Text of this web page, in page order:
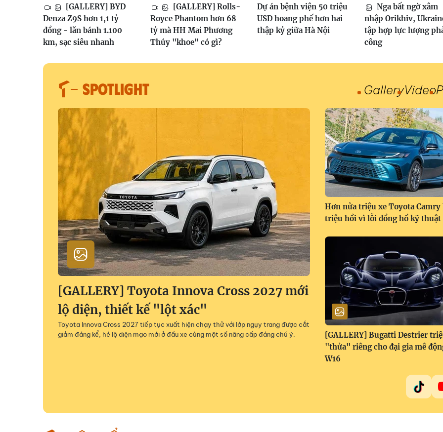
[GALLERY] BYD
Denza Z9S hơn 1,1 tỷ
đồng - lăn bánh 1.100
km, sạc siêu nhanh
[GALLERY] Rolls-
Royce Phantom hơn 68
tỷ mà HH Mai Phương
Thúy "khoe" có gì?
Dự án bệnh viện 50 triệu
USD hoang phế hơn hai
thập kỷ giữa Hà Nội
Nga bất ngờ xâm
nhập Orikhiv,
tập hợp lực lượng
công
SPOTLIGHT GalleryVideo
[GALLERY] Toyota Innova Cross 2027 mới
lộ diện, thiết kế "lột xác"
Toyota Innova Cross 2027 tiếp tục xuất hiện chạy thử với lớp ngụy trang được cắt
giảm đáng kể, hé lộ diện mạo mới ở đầu xe cùng một số nâng cấp đáng chú ý.
Hơn nửa triệu xe Toyota Camry
triệu hồi vì lỗi đồng hồ kỹ thuật
[GALLERY] Bugatti Destrier
"thửa" riêng cho đại gia mê
W16